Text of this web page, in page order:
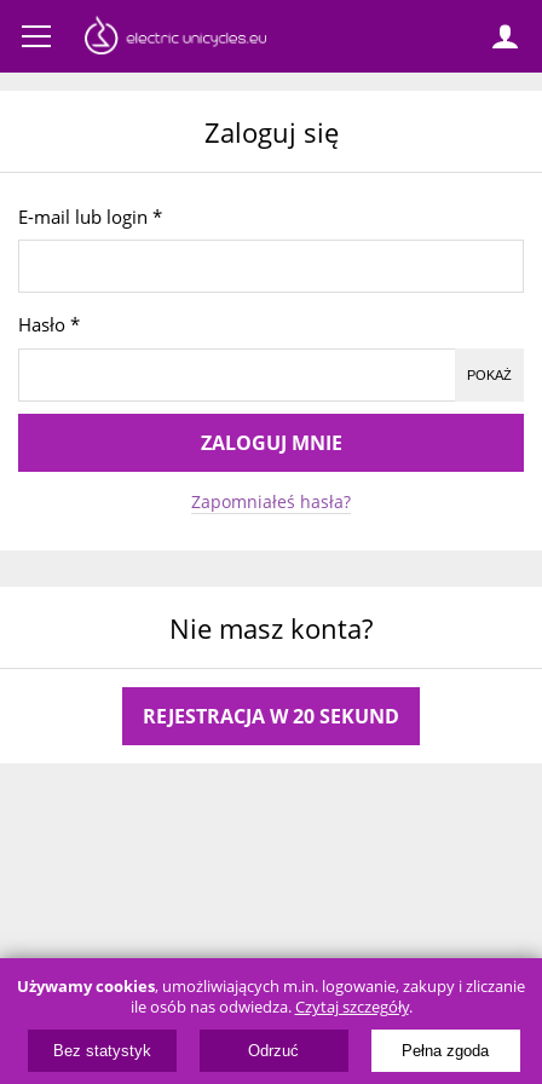
Zaloguj się
E-mail lub login *
Hasło*
POKAŻ
ZALOGUJ MNIE
Zapomniałeś hasła?
Nie masz konta?
REJESTRACJA W 20 SEKUND
Używamy cookies, umożliwiających m.in. logowanie, zakupy i zliczanie
ile osób nas odwiedza.Czytaj szczegóły.
Bez statystyk Odrzuć Pełna zgoda